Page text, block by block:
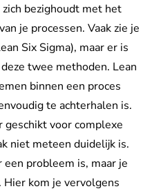
bezighoudt met het
je processen. Vaak zie je
Six Sigma), maar er is
twee methoden. Lean
binnen een proces
te achterhalen is.
geschikt voor complexe
niet meteen duidelijk is.
probleem is, maar je
kom je vervolgens